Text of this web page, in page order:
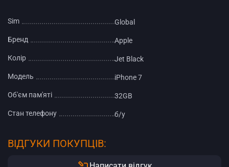
Sim Global
Бренд Apple
Колір Jet Black
Модель iPhone 7
Об'єм пам'яті 32GB
Стан телефону б/у
ВІДГУКИ ПОКУПЦІВ: